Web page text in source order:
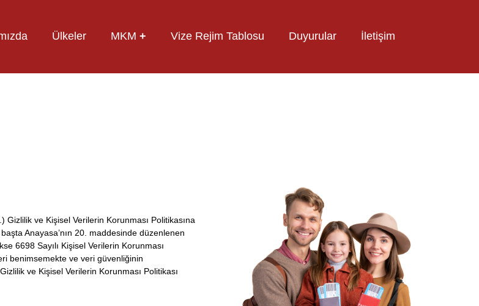
Ülkeler MKM + Vize Rejim Tablosu Duyurular İletişim
Gizlilik ve Kişisel Verilerin Korunması Politikasına
Anayasa’nın 20. maddesinde düzenlenen
6698 Sayılı Kişisel Verilerin Korunması
benimsemekte ve veri güvenliğinin
ve Kişisel Verilerin Korunması Politikası